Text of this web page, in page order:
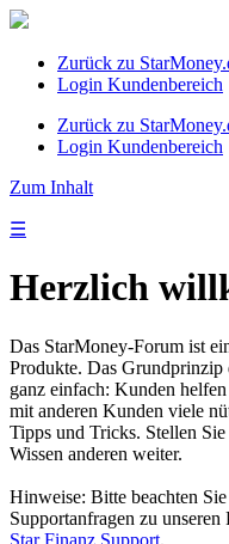
Zurück zu
Login Kundenbereich
Zurück zu
Login Kundenbereich
Zum Inhalt
☰
Herzlich
Das StarMoney-Forum ist
Produkte. Das
ganz einfach: Kunden
mit anderen Kunden viele
Tipps und Tricks. Stellen
Wissen anderen weiter.
Hinweise: Bitte beachten Sie
Supportanfragen zu
Star Finanz Support.